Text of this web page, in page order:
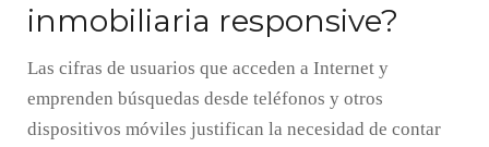
inmobiliaria responsive?
Las cifras de usuarios que acceden a Internet y
emprenden búsquedas desde teléfonos y otros
dispositivos móviles justifican la necesidad de contar